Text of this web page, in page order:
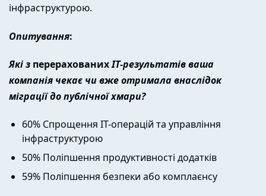
інфраструктурою.
Опитування:
Які з перерахованихIT-результатів ваша
компанія чекає чи вже отримала внаслідок
міграції до публічної хмари?
60% Спрощення IT-операцій та управління
інфраструктурою
50% Поліпшення продуктивності додатків
59% Поліпшення безпеки або комплаєнсу